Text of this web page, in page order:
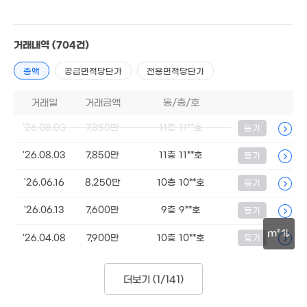
1.5억
62m²
1.67억
63m²
10.78억
'21. 02
6.8억
1.1억
'15. 05
m²
거래내역 (704건)
총액 공급면적당단가 전용면적당단가
거래일 거래금액 동/층/호
'26.08.03 7,850만 11층 11**호 등기
'26.08.03 7,850만 11층 11**호 등기
'26.06.16 8,250만 10층 10**호 등기
'26.06.13 7,600만 9층 9**호 등기
'26.04.08 7,900만 10층 10**호 등기
더보기 (1/141 )